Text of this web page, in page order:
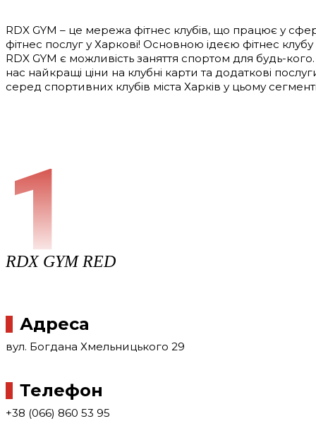
RDX GYM – це мережа фітнес клубів, що працює у
фітнес послуг у Харкові! Основною ідеєю фітнес клубу
RDX GYM є можливість заняття спортом для будь-
нас найкращі ціни на клубні карти та додаткові
серед спортивних клубів міста Харків у цьому
1
RDX GYM RED
Адреса
вул. Богдана Хмельницького 29
Телефон
+38 (066) 860 53 95